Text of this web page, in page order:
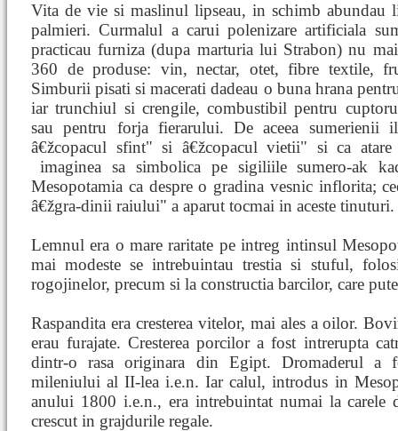
Vita de vie si maslinul lipseau, in schimb abundau
palmieri. Curmalul a carui polenizare artificiala
practicau furniza (dupa marturia lui Strabon) nu
360 de produse: vin, nectar, otet, fibre textile,
Simburii pisati si macerati dadeau o buna hrana
iar trunchiul si crengile, combustibil pentru
sau pentru forja fierarului. De aceea sumerienii
â€žcopacul sfint" si â€žcopacul vietii" si ca atare
imaginea sa simbolica pe sigiliile sumero-ak
Mesopotamia ca despre o gradina vesnic inflorita;
â€žgra-dinii raiului" a aparut tocmai in aceste tinuturi.
Lemnul era o mare raritate pe intreg intinsul
mai modeste se intrebuintau trestia si stuful,
rogojinelor, precum si la constructia barcilor, care
Raspandita era cresterea vitelor, mai ales a oilor.
erau furajate. Cresterea porcilor a fost intrerupta
dintr-o rasa originara din Egipt. Dromaderul a
mileniului al II-lea i.e.n. Iar calul, introdus in
anului 1800 i.e.n., era intrebuintat numai la carele
crescut in grajdurile regale.